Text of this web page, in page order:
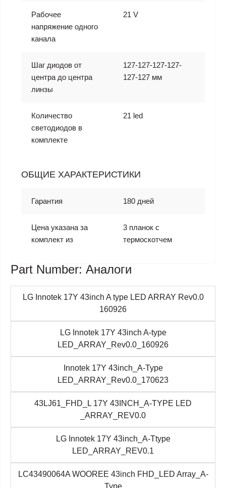
Рабочее
напряжение одного
канала
21 V
Шаг диодов от
центра до центра
линзы
127-127-127-127-
127-127 мм
Количество
светодиодов в
комплекте
21 led
ОБЩИЕ ХАРАКТЕРИСТИКИ
Гарантия 180 дней
Цена указана за
комплект из
3 планок с
термоскотчем
Part Number: Аналоги
LG Innotek 17Y 43inch A type LED ARRAY Rev0.0
160926
LG Innotek 17Y 43inch A-type
LED_ARRAY_Rev0.0_160926
Innotek 17Y 43inch_A-Type
LED_ARRAY_Rev0.0_170623
43LJ61_FHD_L 17Y 43INCH_A-TYPE LED
_ARRAY_REV0.0
LG Innotek 17Y 43inch_A-Ttype
LED_ARRAY_REV0.1
LC43490064A WOOREE 43inch FHD_LED Array_A-
Type